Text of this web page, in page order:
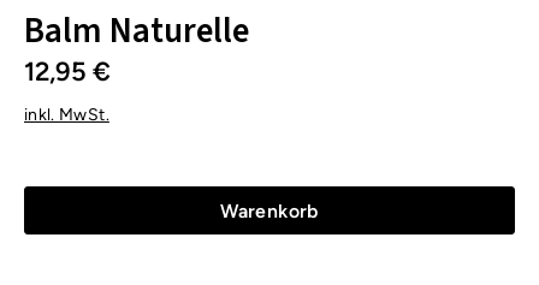
Balm Naturelle
12,95 €
inkl. MwSt.
Warenkorb